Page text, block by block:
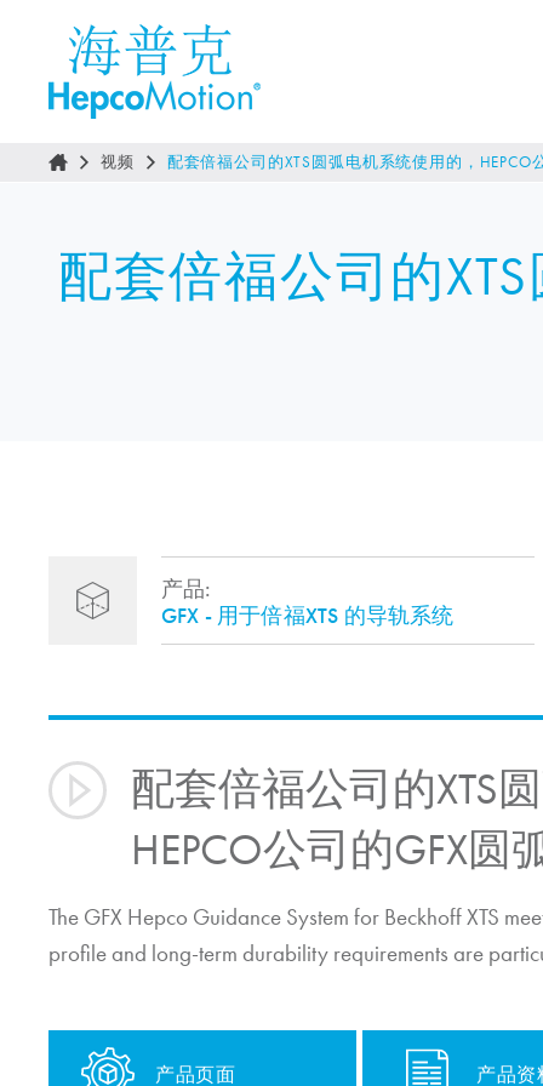
视频 配套倍福公司的XTS圆弧电机系统使用的，HEPCO
配套倍福公司的
产品:
GFX - 用于倍福XTS 的导轨系统
配套倍福公司的XTS
HEPCO公司的GFX圆
The GFX Hepco Guidance System for Beckhoff XTS
profile and long-term durability requirements are
产品页面 产品资